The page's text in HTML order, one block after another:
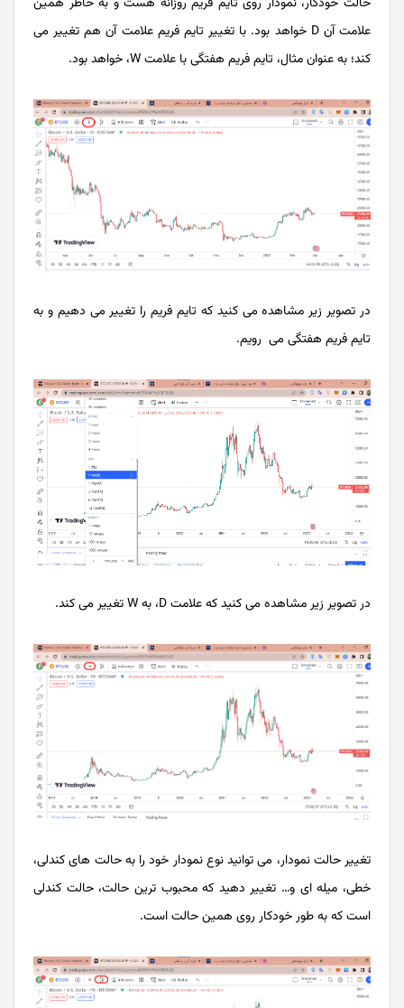
حالت خودکار، نمودار روی تایم فریم روزانه هست و به خاطر همین
علامت آن D خواهد بود. با تغییر تایم فریم علامت آن هم تغییر می
کند؛ به عنوان مثال، تایم فریم هفتگی با علامت W، خواهد بود.
در تصویر زیر مشاهده می کنید که تایم فریم را تغییر می دهیم و به
تایم فریم هفتگی می رویم.
در تصویر زیر مشاهده می کنید که علامت D، به W تغییر می کند.
تغییر حالت نمودار، می توانید نوع نمودار خود را به حالت های کندلی،
خطی، میله ای و… تغییر دهید که محبوب ترین حالت، حالت کندلی
است که به طور خودکار روی همین حالت است.